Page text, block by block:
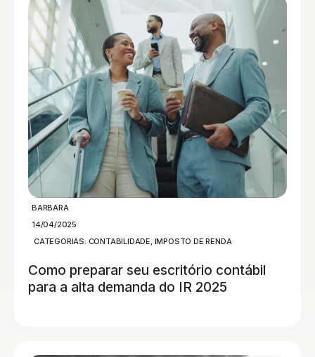
BARBARA
14/04/2025
CATEGORIAS: CONTABILIDADE IMPOSTO DE RENDA
Como preparar seu escritório contábil
para a alta demanda do IR 2025